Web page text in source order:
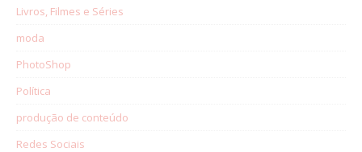
Livros, Filmes e Séries
moda
PhotoShop
Política
produção de conteúdo
Redes Sociais